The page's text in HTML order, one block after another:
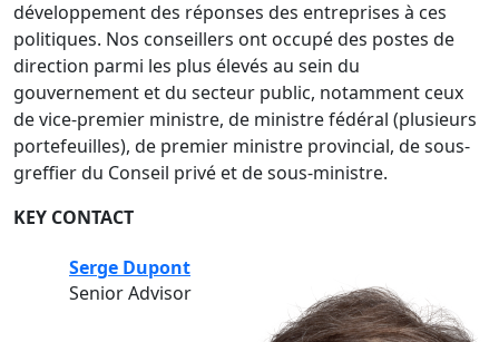
développement des réponses des entreprises à ces
politiques. Nos conseillers ont occupé des postes de
direction parmi les plus élevés au sein du
gouvernement et du secteur public, notamment ceux
de vice-premier ministre, de ministre fédéral (plusieurs
portefeuilles), de premier ministre provincial, de sous-
greffier du Conseil privé et de sous-ministre.
KEY CONTACT
Serge Dupont
Senior Advisor